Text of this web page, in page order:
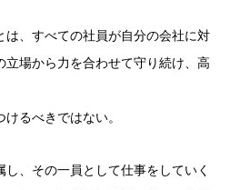
は、すべての社員が自分の会社に対
立場から力を合わせて守り続け、高
るべきではない。
、その一員として仕事をしていく